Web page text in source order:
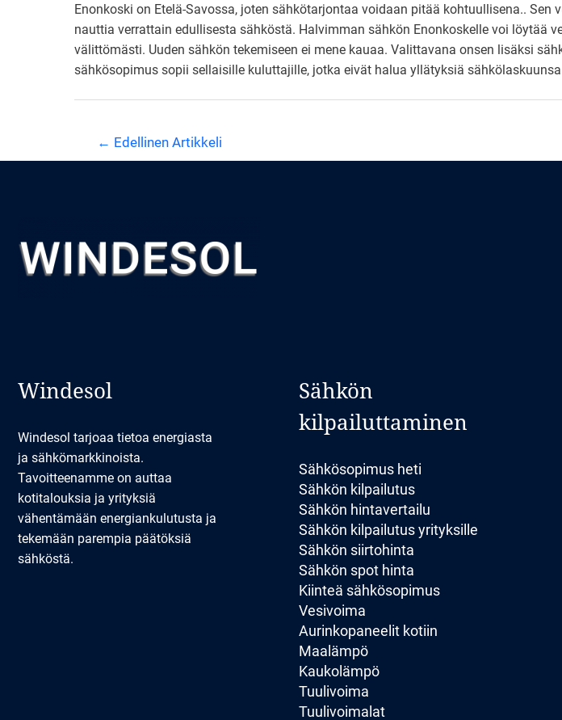
Enonkoski on Etelä-Savossa, joten sähkötarjontaa voidaan pitää kohtuullisena..
nauttia verrattain edullisesta sähköstä. Halvimman sähkön Enonkoskelle voi löytää
välittömästi. Uuden sähkön tekemiseen ei mene kauaa. Valittavana onsen lisäksi
sähkösopimus sopii sellaisille kuluttajille, jotka eivät halua yllätyksiä
Artikkelien
← Edellinen Artikkeli
Windesol
Windesol tarjoaa tietoa energiasta
ja sähkömarkkinoista.
Tavoitteenamme on auttaa
kotitalouksia ja yrityksiä
vähentämään energiankulutusta ja
tekemään parempia päätöksiä
sähköstä.
Sähkön
kilpailuttaminen
Sähkösopimus heti
Sähkön kilpailutus
Sähkön hintavertailu
Sähkön kilpailutus yrityksille
Sähkön siirtohinta
Sähkön spot hinta
Kiinteä sähkösopimus
Vesivoima
Aurinkopaneelit kotiin
Maalämpö
Kaukolämpö
Tuulivoima
Tuulivoimalat